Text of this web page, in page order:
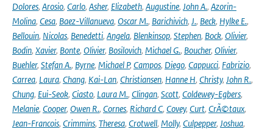
Dolores, Arosio, Carlo, Asher, Elizabeth, Augustine, John A., Azorin-
Molina, Cesa, Baez-Villanueva, Oscar M., Barichivich, J., Beck, Hylke E.,
Bellouin, Nicolas, Benedetti, Angela, Blenkinsop, Stephen, Bock, Olivier,
Bodin, Xavier, Bonte, Olivier, Bosilovich, Michael G., Boucher, Olivier,
Buehler, Stefan A., Byrne, Michael P, Campos, Diego, Cappucci, Fabrizio,
Carrea, Laura, Chang, Kai-Lan, Christiansen, Hanne H, Christy, John R.,
Chung, Eui-Seok, Ciasto, Laura M., Clingan, Scott, Coldewey-Egbers,
Melanie, Cooper, Owen R., Cornes, Richard C, Covey, Curt, CrÃ©taux,
Jean-Francois, Crimmins, Theresa, Crotwell, Molly, Culpepper, Joshua,